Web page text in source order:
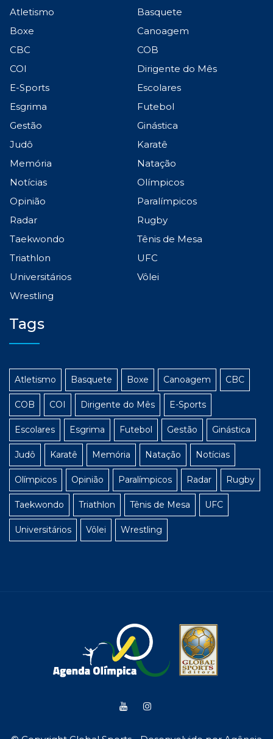
Atletismo
Basquete
Boxe
Canoagem
CBC
COB
COI
Dirigente do Mês
E-Sports
Escolares
Esgrima
Futebol
Gestão
Ginástica
Judô
Karatê
Memória
Natação
Notícias
Olímpicos
Opinião
Paralímpicos
Radar
Rugby
Taekwondo
Tênis de Mesa
Triathlon
UFC
Universitários
Vôlei
Wrestling
Tags
Atletismo Basquete Boxe Canoagem CBC
COB COI Dirigente do Mês E-Sports
Escolares Esgrima Futebol Gestão Ginástica
Judô Karatê Memória Natação Notícias
Olímpicos Opinião Paralímpicos Radar Rugby
Taekwondo Triathlon Tênis de Mesa UFC
Universitários Vôlei Wrestling